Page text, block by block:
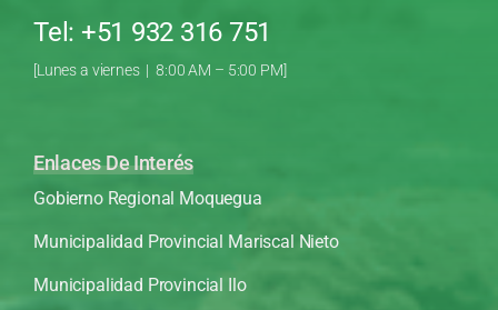
Tel: +51 932 316 751
[Lunes a viernes | 8:00 AM – 5:00 PM]
Enlaces De Interés
Gobierno Regional Moquegua
Municipalidad Provincial Mariscal Nieto
Municipalidad Provincial Ilo